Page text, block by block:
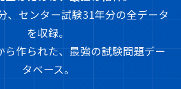
、センター試験31年分の全データ
を収録。
ら作られた、最強の試験問題デー
タベース。